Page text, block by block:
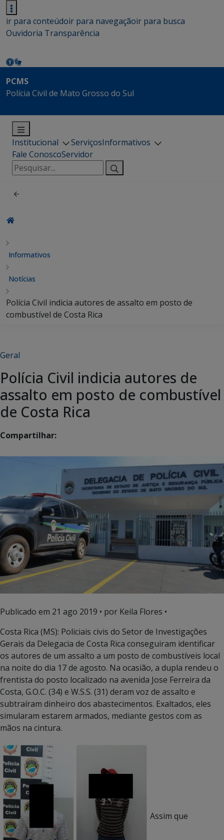
ir para conteúdoir para navegaçãoir para busca
Ouvidoria Transparência
PCMS
Polícia Civil de Mato Grosso do Sul
Institucional ServiçosInformativos
Fale ConoscoServidor
Pesquisar
por:
Informativos
Notícias
Polícia Civil indicia autores de assalto em posto de
combustível de Costa Rica
Geral
Polícia Civil indicia autores de
assalto em posto de combustível
de Costa Rica
Compartilhar:
Publicado em 21 ago 2019 • por Keila Flores •
Costa Rica (MS): Policiais civis do Setor de Investigações
Gerais da Delegacia de Costa Rica conseguiram identificar
os autores de um assalto a um posto de combustíveis local
na noite do dia 17 de agosto. Na ocasião, a dupla rendeu o
frentista do posto localizado na avenida Jose Ferreira da
Costa, G.O.C. (34) e W.S.S. (31) deram voz de assalto e
subtraíram dinheiro dos abastecimentos. Exaltados, eles
simularam estarem armados, mediante gestos com as
mãos na cintura.
Assim que